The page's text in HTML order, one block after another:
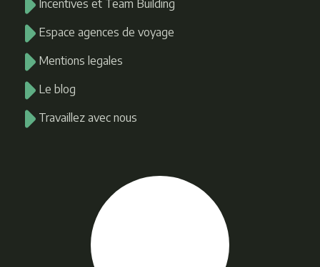
Incentives et Team Building
Espace agences de voyage
Mentions legales
Le blog
Travaillez avec nous